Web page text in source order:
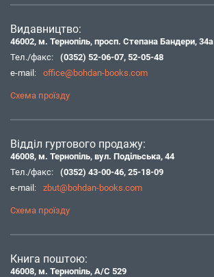
Видавництво:
46002, м. Тернопіль, просп. Степана Бандери, 34а
Тел./факс:
(0352) 52-06-07, 52-05-48
e-mail:
office@bohdan-books.com
Схема проїзду
Відділ гуртового продажу:
46008, м. Тернопіль, вул. Подільська, 44
Тел./факс:
(0352) 43-00-46, 25-18-09
e-mail:
zbut@bohdan-books.com
Схема проїзду
Книга поштою:
46008, м. Тернопіль, А/С 529